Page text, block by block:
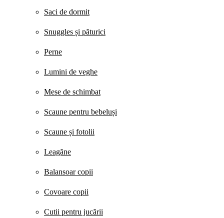
Saci de dormit
Snuggles și păturici
Perne
Lumini de veghe
Mese de schimbat
Scaune pentru bebeluși
Scaune și fotolii
Leagăne
Balansoar copii
Covoare copii
Cutii pentru jucării